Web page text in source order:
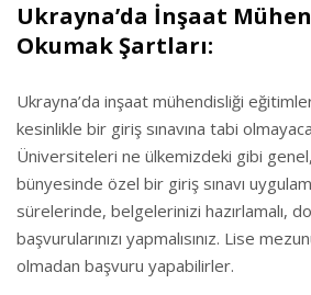
Ukrayna’da İnşaat
Okumak Şartları:
Ukrayna’da inşaat mühendisliği
kesinlikle bir giriş sınavına tabi
Üniversiteleri ne ülkemizdeki gibi
bünyesinde özel bir giriş sınavı
sürelerinde, belgelerinizi hazırlamalı,
başvurularınızı yapmalısınız. Lise
olmadan başvuru yapabilirler.